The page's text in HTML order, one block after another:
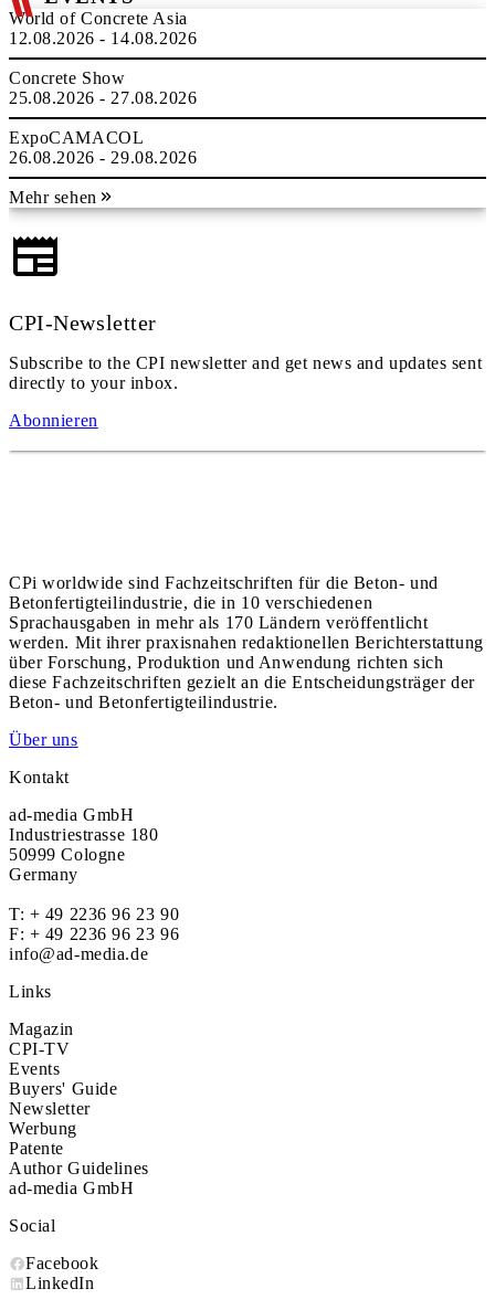
World of Concrete Asia
12.08.2026 - 14.08.2026
Concrete Show
25.08.2026 - 27.08.2026
ExpoCAMACOL
26.08.2026 - 29.08.2026
Mehr sehen
CPI-Newsletter
Subscribe to the CPI newsletter and get news and updates sent
directly to your inbox.
Abonnieren
CPi worldwide sind Fachzeitschriften für die Beton- und
Betonfertigteilindustrie, die in 10 verschiedenen
Sprachausgaben in mehr als 170 Ländern veröffentlicht
werden. Mit ihrer praxisnahen redaktionellen Berichterstattung
über Forschung, Produktion und Anwendung richten sich
diese Fachzeitschriften gezielt an die Entscheidungsträger der
Beton- und Betonfertigteilindustrie.
Über uns
Kontakt
ad-media GmbH
Industriestrasse 180
50999 Cologne
Germany
T: + 49 2236 96 23 90
F: + 49 2236 96 23 96
info@ad-media.de
Links
Magazin
CPI-TV
Events
Buyers' Guide
Newsletter
Werbung
Patente
Author Guidelines
ad-media GmbH
Social
Facebook
LinkedIn